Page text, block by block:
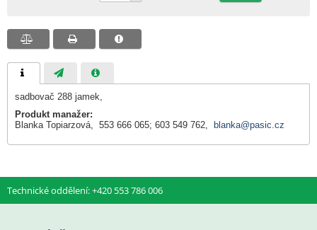
sadbovač 288 jamek,
Produkt manažer:
Blanka Topiarzová, 553 666 065; 603 549 762,
blanka@pasic.cz
Technické oddělení: +420 553 786 006